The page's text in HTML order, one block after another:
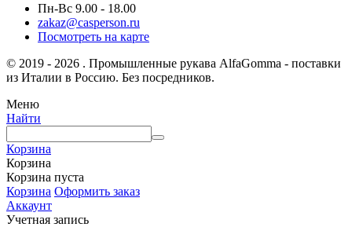
Пн-Вс 9.00 - 18.00
zakaz@casperson.ru
Посмотреть на карте
© 2019 - 2026 . Промышленные рукава AlfaGomma - поставки
из Италии в Россию. Без посредников.
Меню
Найти
Корзина
Корзина
Корзина пуста
Корзина Оформить заказ
Аккаунт
Учетная запись